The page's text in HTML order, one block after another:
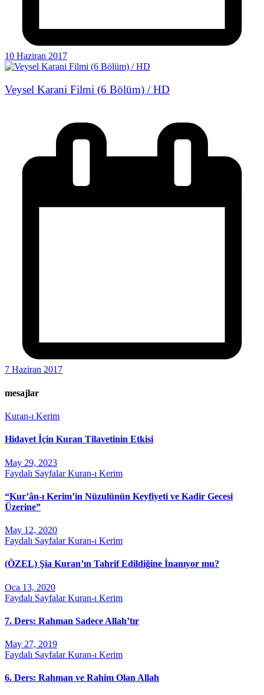
10 Haziran 2017
Veysel Karani Filmi (6 Bölüm) / HD
7 Haziran 2017
mesajlar
Kuran-ı Kerim
Hidayet İçin Kuran Tilavetinin Etkisi
May 29, 2023
Faydalı SayfalarKuran-ı Kerim
“Kur’ân-ı Kerim’in Nüzulünün Keyfiyeti ve Kadir Gecesi
Üzerine”
May 12, 2020
Faydalı SayfalarKuran-ı Kerim
(ÖZEL) Şia Kuran’ın Tahrif Edildiğine İnanıyor mu?
Oca 13, 2020
Faydalı SayfalarKuran-ı Kerim
7. Ders: Rahman Sadece Allah’tır
May 27, 2019
Faydalı SayfalarKuran-ı Kerim
6. Ders: Rahman ve Rahim Olan Allah